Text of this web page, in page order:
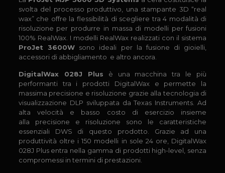
svolta del processo produttivo, una stampante 3D “real
wax” che offre la flessibilità di scegliere tra 4 modalità di
risoluzione per produrre in massa di modelli per fusioni
100% RealWax. I modelli RealWax realizzati con il sistema
ProJet 3600Wsono ideali per la fusione di gioielli,
accessori di abbigliamento e altro ancora.
DigitalWax 028J Plus è una macchina tra le più
performanti tra i prodotti DigitalWax e permette la
massima precisione e risoluzione grazie alla tecnologia di
visualizzazione DLP sviluppata da Texas Instruments. Ad
alta velocità e basso costo di esercizio insieme
alla precisione e risoluzione sono le caratteristiche
essenziali DWS di questo prodotto. Grazie ad una
produttività oltre i 150 modelli in sole 24 ore, DigitalWax
028J Plus entra nella gamma di prodotti high-level, senza
compromessi in termini di prestazioni.